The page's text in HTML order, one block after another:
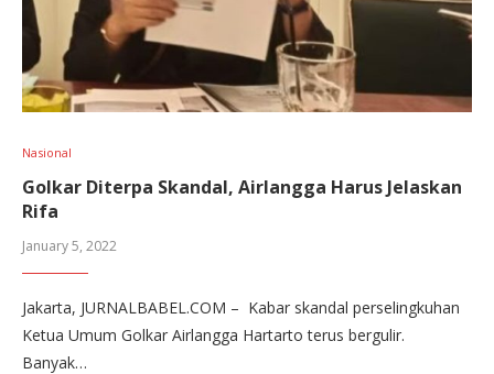
Nasional
Golkar Diterpa Skandal, Airlangga Harus Jelaskan
Rifa
January 5, 2022
Jakarta, JURNALBABEL.COM – Kabar skandal perselingkuhan
Ketua Umum Golkar Airlangga Hartarto terus bergulir.
Banyak…